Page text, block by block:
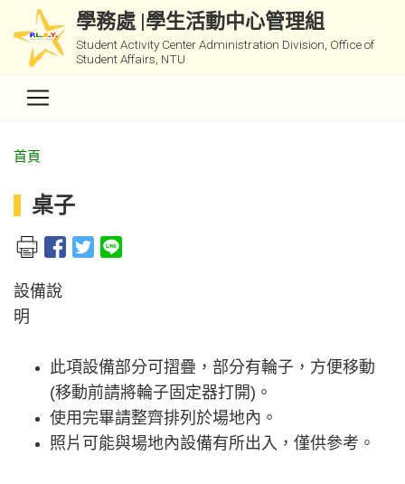
學務處 |學生活動中心管理組
Student Activity Center Administration Division, Office of
Student Affairs, NTU
首頁
桌子
設備說
此項設備部分可摺疊，部分有輪子，方便移動
(移動前請將輪子固定器打開)。
使用完畢請整齊排列於場地內。
照片可能與場地內設備有所出入，僅供參考。